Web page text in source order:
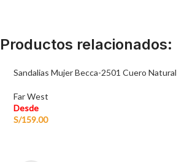
Productos relacionados:
Sandalias Mujer Becca-2501 Cuero Natural
Far West
Desde
S/159.00